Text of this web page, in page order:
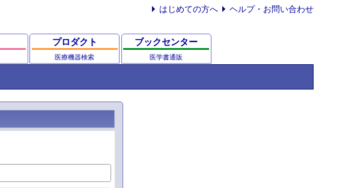
はじめての方へ ヘルプ・お問い合わせ
プロダクト
医療機器検索
ブックセンター
医学書通販